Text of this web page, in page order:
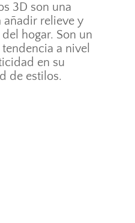
3D son una
relieve y
hogar. Son un
a nivel
en su
de estilos.